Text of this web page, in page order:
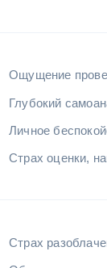
Ощущение
Глубокий
Личное
Страх оценки,
Страх